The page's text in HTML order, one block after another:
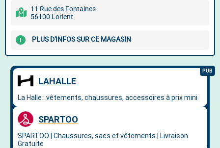
11 Rue des Fontaines
56100 Lorient
PLUS D'INFOS SUR CE MAGASIN